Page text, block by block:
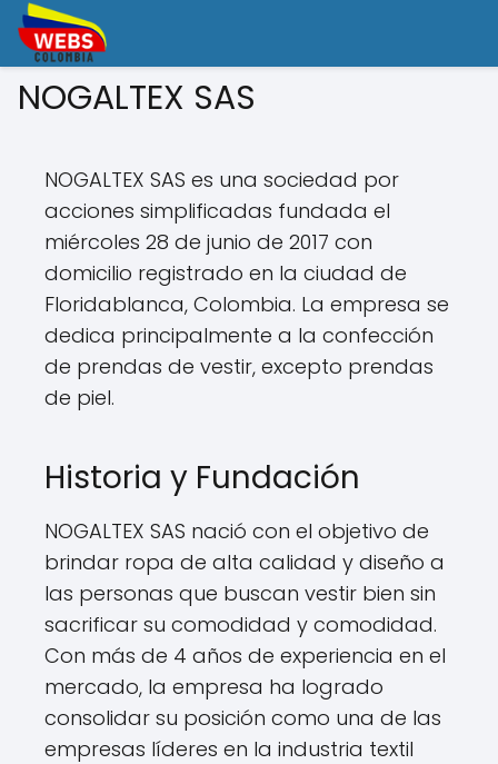
NOGALTEX SAS
NOGALTEX SAS es una sociedad por
acciones simplificadas fundada el
miércoles 28 de junio de 2017 con
domicilio registrado en la ciudad de
Floridablanca, Colombia. La empresa se
dedica principalmente a la confección
de prendas de vestir, excepto prendas
de piel.
Historia y Fundación
NOGALTEX SAS nació con el objetivo de
brindar ropa de alta calidad y diseño a
las personas que buscan vestir bien sin
sacrificar su comodidad y comodidad.
Con más de 4 años de experiencia en el
mercado, la empresa ha logrado
consolidar su posición como una de las
empresas líderes en la industria textil